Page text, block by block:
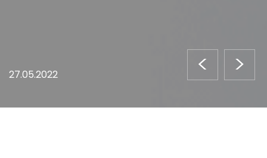
27.05.2022 < >